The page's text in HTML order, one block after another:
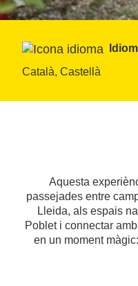
Català, Castellà
Aquesta
passejades entre
Lleida, als espais
Poblet i connectar
en un moment